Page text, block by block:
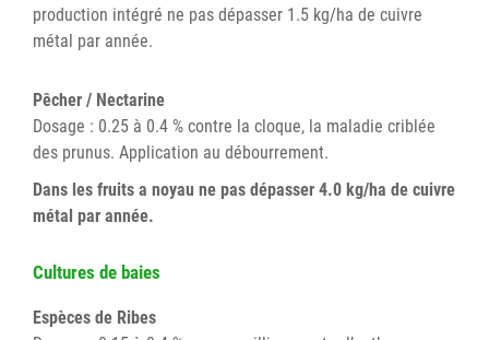
production intégré ne pas dépasser 1.5 kg/ha de cuivre
métal par année.
Pêcher / Nectarine
Dosage : 0.25 à 0.4 % contre la cloque, la maladie criblée
des prunus. Application au débourrement.
Dans les fruits a noyau ne pas dépasser 4.0 kg/ha de cuivre
métal par année.
Cultures de baies
Espèces de Ribes